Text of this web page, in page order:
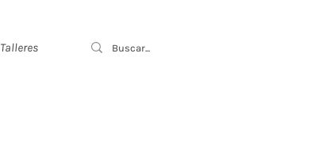
Talleres